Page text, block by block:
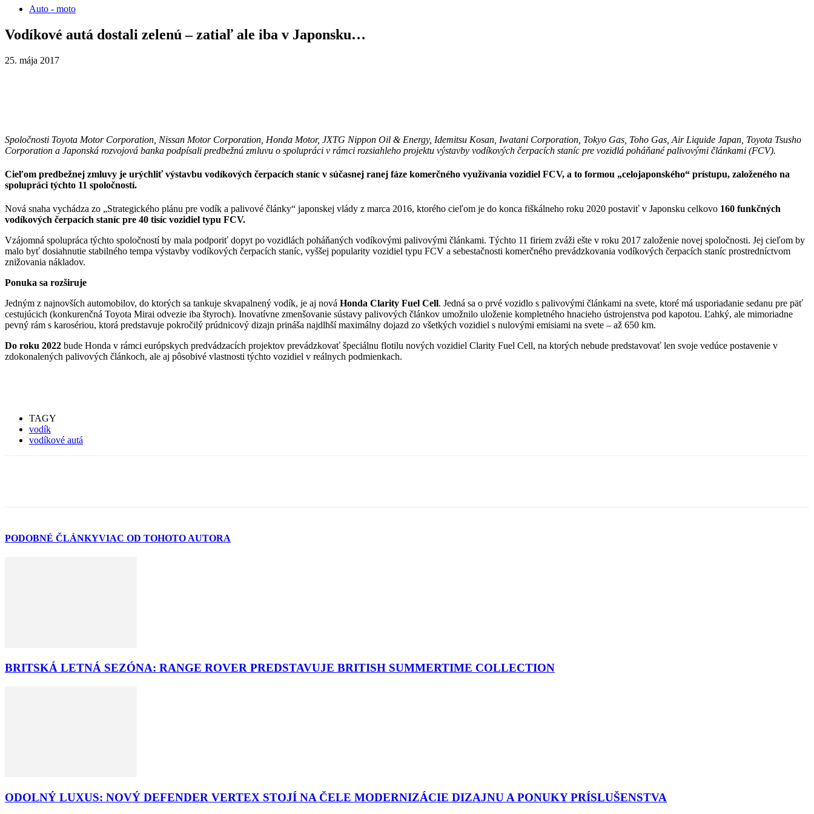
Auto - moto
Vodíkové autá dostali zelenú – zatiaľ ale iba v Japonsku…
25. mája 2017
Spoločnosti Toyota Motor Corporation, Nissan Motor Corporation, Honda Motor, JXTG Nippon Oil & Energy, Idemitsu Kosan, Iwatani Corporation, Tokyo Gas, Toho Gas, Air Liquide Japan, Toyota Tsusho
Corporation a Japonská rozvojová banka podpísali predbežnú zmluvu o spolupráci v rámci rozsiahleho projektu výstavby vodíkových čerpacích staníc pre vozidlá poháňané palivovými článkami (FCV).
Cieľom predbežnej zmluvy je urýchliť výstavbu vodíkových čerpacích staníc v súčasnej ranej fáze komerčného využívania vozidiel FCV, a to formou „celojaponského“ prístupu, založeného na
spolupráci týchto 11 spoločností.
Nová snaha vychádza zo „Strategického plánu pre vodík a palivové články“ japonskej vlády z marca 2016, ktorého cieľom je do konca fiškálneho roku 2020 postaviť v Japonsku celkovo 160 funkčných
vodíkových čerpacích staníc pre 40 tisíc vozidiel typu FCV.
Vzájomná spolupráca týchto spoločností by mala podporiť dopyt po vozidlách poháňaných vodíkovými palivovými článkami. Týchto 11 firiem zváži ešte v roku 2017 založenie novej spoločnosti. Jej cieľom by
malo byť dosiahnutie stabilného tempa výstavby vodíkových čerpacích staníc, vyššej popularity vozidiel typu FCV a sebestačnosti komerčného prevádzkovania vodíkových čerpacích staníc prostredníctvom
znižovania nákladov.
Ponuka sa rozširuje
Jedným z najnovších automobilov, do ktorých sa tankuje skvapalnený vodík, je aj nová Honda Clarity Fuel Cell. Jedná sa o prvé vozidlo s palivovými článkami na svete, ktoré má usporiadanie sedanu pre päť
cestujúcich (konkurenčná Toyota Mirai odvezie iba štyroch). Inovatívne zmenšovanie sústavy palivových článkov umožnilo uloženie kompletného hnacieho ústrojenstva pod kapotou. Ľahký, ale mimoriadne
pevný rám s karosériou, ktorá predstavuje pokročilý prúdnicový dizajn prináša najdlhší maximálny dojazd zo všetkých vozidiel s nulovými emisiami na svete – až 650 km.
Do roku 2022 bude Honda v rámci európskych predvádzacích projektov prevádzkovať špeciálnu flotilu nových vozidiel Clarity Fuel Cell, na ktorých nebude predstavovať len svoje vedúce postavenie v
zdokonalených palivových článkoch, ale aj pôsobivé vlastnosti týchto vozidiel v reálnych podmienkach.
TAGY
vodík
vodíkové autá
PODOBNÉ ČLÁNKYVIAC OD TOHOTO AUTORA
BRITSKÁ LETNÁ SEZÓNA: RANGE ROVER PREDSTAVUJE BRITISH SUMMERTIME COLLECTION
ODOLNÝ LUXUS: NOVÝ DEFENDER VERTEX STOJÍ NA ČELE MODERNIZÁCIE DIZAJNU A PONUKY PRÍSLUŠENSTVA